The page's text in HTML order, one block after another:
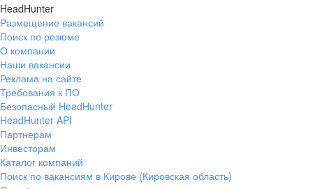
пространства
HeadHunter
Размещение вакансий
Поиск по резюме
О компании
Наши вакансии
Реклама на сайте
Требования к ПО
Безопасный HeadHunter
HeadHunter API
Партнерам
Инвесторам
Каталог компаний
Поиск по вакансиям в Кирове (Кировская область)